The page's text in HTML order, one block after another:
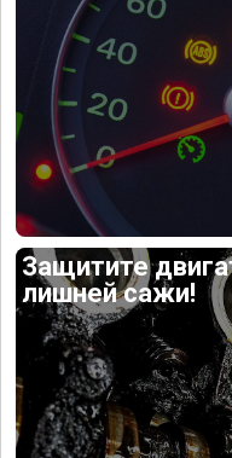
Защитите
лишней сажи!